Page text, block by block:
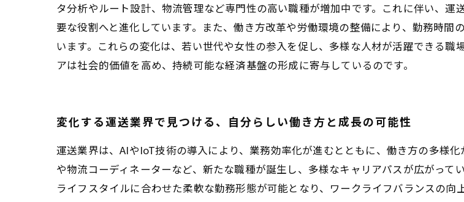
タ分析やルート設計、物流管理など専門性の高い職種が増加中です。これに伴い、
要な役割へと進化しています。また、働き方改革や労働環境の整備により、勤務時
います。これらの変化は、若い世代や女性の参入を促し、多様な人材が活躍できる
アは社会的価値を高め、持続可能な経済基盤の形成に寄与しているのです。
変化する運送業界で見つける、自分らしい働き方と成長の可能性
運送業界は、AIやIoT技術の導入により、業務効率化が進むとともに、働き方の多様
や物流コーディネーターなど、新たな職種が誕生し、多様なキャリアパスが広がって
ライフスタイルに合わせた柔軟な勤務形態が可能となり、ワークライフバランスの